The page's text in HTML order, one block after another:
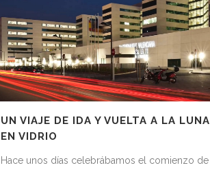
UN VIAJE DE IDA Y VUELTA A LA LUNA
EN VIDRIO
Hace unos días celebrábamos el comienzo de